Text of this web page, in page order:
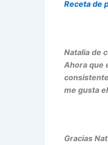
Receta de
Natalia de
Ahora que
me gusta
Gracias